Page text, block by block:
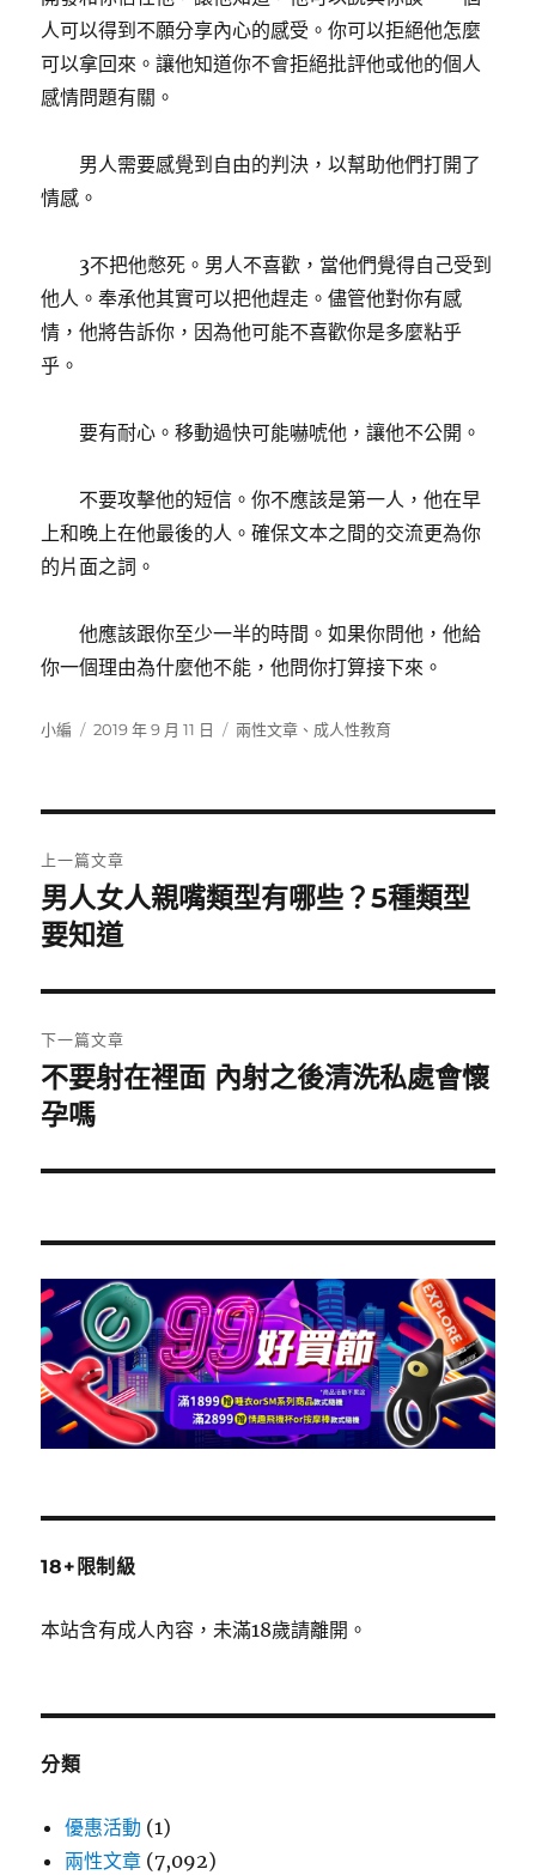
人可以得到不願分享內心的感受。你可以拒絕他怎麼
可以拿回來。讓他知道你不會拒絕批評他或他的個人
感情問題有關。
男人需要感覺到自由的判決，以幫助他們打開了
情感。
3不把他憋死。男人不喜歡，當他們覺得自己受到
他人。奉承他其實可以把他趕走。儘管他對你有感
情，他將告訴你，因為他可能不喜歡你是多麼粘乎
乎。
要有耐心。移動過快可能嚇唬他，讓他不公開。
不要攻擊他的短信。你不應該是第一人，他在早
上和晚上在他最後的人。確保文本之間的交流更為你
的片面之詞。
他應該跟你至少一半的時間。如果你問他，他給
你一個理由為什麼他不能，他問你打算接下來。
作
小編
發
2019 年 9 月 11 日
分
兩性文章 、 成人性教育
章
導
覽
上一篇文章
上
一
文
章:
男人女人親嘴類型有哪些？5種類型
要知道
下一篇文章
下
一
文
不要射在裡面 內射之後清洗私處會懷
孕嗎
18+限制級
本站含有成人內容，未滿18歲請離開。
分類
優惠活動 (1)
兩性文章 (7,092)